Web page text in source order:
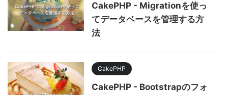
CakePHP - Migrationを使っ
てデータベースを管理する方
法
CakePHP
CakePHP - Bootstrapのフォ